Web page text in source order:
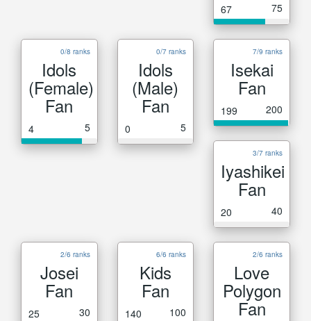
67 75
0/8 ranks
Idols
(Female)
Fan
4 5
0/7 ranks
Idols
(Male)
Fan
0 5
7/9 ranks
Isekai
Fan
199 200
3/7 ranks
Iyashikei
Fan
20 40
2/6 ranks
Josei
Fan
25 30
6/6 ranks
Kids
Fan
140 100
2/6 ranks
Love
Polygon
Fan